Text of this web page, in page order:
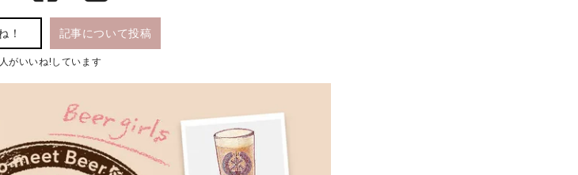
！ 記事について投稿
人がいいね!しています